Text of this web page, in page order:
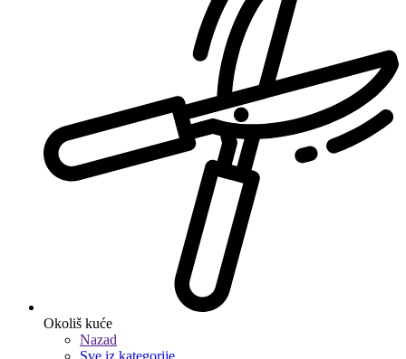
Okoliš kuće
Nazad
Sve iz kategorije